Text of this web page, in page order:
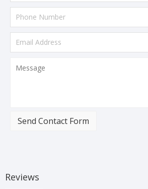
Send Contact Form
Reviews